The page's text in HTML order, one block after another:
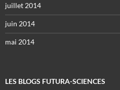
juillet 2014
juin 2014
mai 2014
LES BLOGS FUTURA-SCIENCES